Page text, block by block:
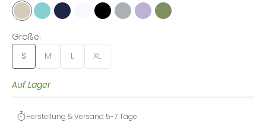
SANDBERYL BLUE
NAVY WHITEBLACKGREYLILACOLIVE
Größe:
S
M L XL
Auf Lager
Herstellung & Versand 5-7 Tage